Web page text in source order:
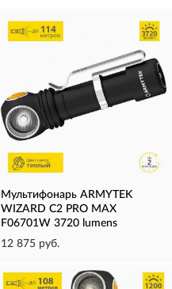
Мультифонарь ARMYTEK
WIZARD C2 PRO MAX
F06701W 3720 lumens
12 875 руб.